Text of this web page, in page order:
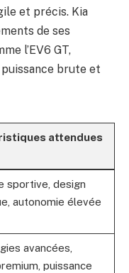
et précis. Kia
de ses
l’EV6 GT,
brute et
attendues
sportive, design
autonomie élevée
avancées,
puissance